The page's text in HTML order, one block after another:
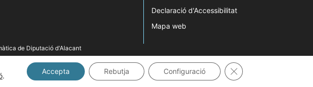
Declaració d'Accessibilitat
Mapa web
de Diputació d'Alacant
.
Accepta Rebutja Configuració Tanca el bàner de